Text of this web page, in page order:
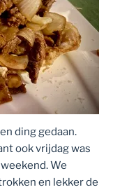
ding gedaan.
ook vrijdag was
We
en lekker de